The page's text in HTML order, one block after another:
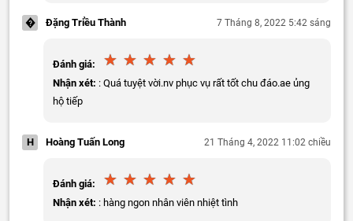
� Đặng Triều Thành 7 Tháng 8, 2022 5:42 sáng
Đánh giá:
Nhận xét: : Quá tuyệt vời.nv phục vụ rất tốt chu đáo.ae ủng
hộ tiếp
H Hoàng Tuấn Long 21 Tháng 4, 2022 11:02 chiều
Đánh giá:
Nhận xét: : hàng ngon nhân viên nhiệt tình